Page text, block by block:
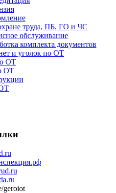
труда, ПБ, ГО и ЧС
обслуживание
комплекта документов
и уголок по ОТ
ОТ
ОТ
geroiot